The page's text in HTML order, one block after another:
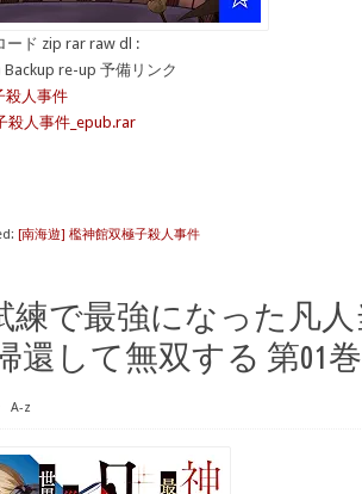
ード zip rar raw dl :
re-up 予備リンク
殺人事件
殺人事件_epub.rar
[南海遊] 檻神館双極子殺人事件
練で最強になった凡
還して無双する 第01巻
A-z